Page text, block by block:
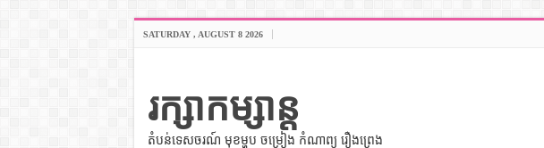
SATURDAY , AUGUST 8 2026
រក្សាកម្សាន្ត
តំបន់ទេសចរណ៍ មុខម្ហូប ចម្រៀង កំណាព្យ រឿងព្រេង